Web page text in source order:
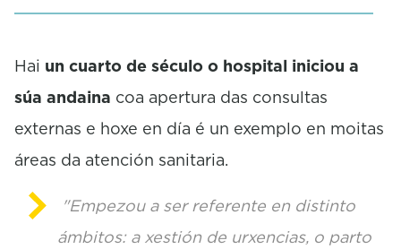
s
o
d
Hai un cuarto de século o hospital iniciou a
súa andaina coa apertura das consultas
externas e hoxe en día é un exemplo en moitas
áreas da atención sanitaria.
"Empezou a ser referente en distinto
ámbitos: a xestión de urxencias, o parto